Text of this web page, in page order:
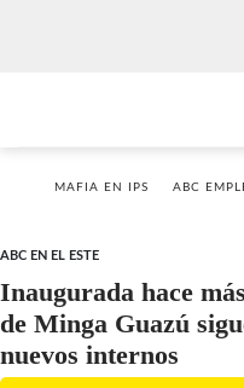
MAFIA EN IPS ABC
ABC EN EL ESTE
Inaugurada hace
de Minga Guazú
nuevos internos